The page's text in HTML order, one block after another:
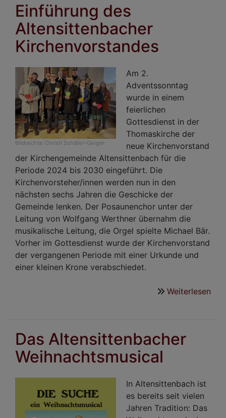
Einführung des
Altensittenbacher
Kirchenvorstandes
Bildrechte Christl Schäfer-Geiger
Am 2.
Adventssonntag
wurde in einem
feierlichen
Gottesdienst in der
Thomaskirche der
neue Kirchenvorstand
der Kirchengemeinde Altensittenbach für die
Periode 2024 bis 2030 eingeführt. Die
Kirchenvorsteher/innen werden nun in den
nächsten sechs Jahren die Geschicke der
Gemeinde lenken. Der Posaunenchor unter der
Leitung von Wolfgang Werthner übernahm die
musikalische Leitung, die Orgel spielte Michael Bär.
Vorher im Gottesdienst wurde der Kirchenvorstand
der vergangenen Periode mit einer Urkunde und
einer kleinen Krone verabschiedet.
Weiterlesen
Das Altensittenbacher
Weihnachtsmusical
In Altensittenbach ist
es bereits seit vielen
Jahren Tradition: Das